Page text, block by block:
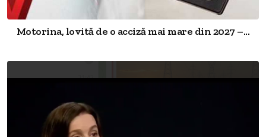
Motorina, lovită de o acciză mai mare din 2027 –...